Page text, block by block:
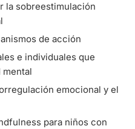
la sobreestimulación
de acción
e individuales que
mental
emocional y el
para niños con